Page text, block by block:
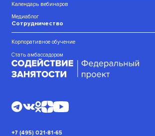
+7 (495) 021-81-65
Календарь вебинаров
Медиаблог
Сотрудничество
Корпоративное обучение
Стать амбассадором